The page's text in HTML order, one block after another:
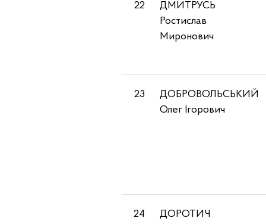
22
ДМИТРУСЬ
Ростислав
Миронович
23
ДОБРОВОЛЬСЬКИЙ
Олег Ігорович
24
ДОРОТИЧ